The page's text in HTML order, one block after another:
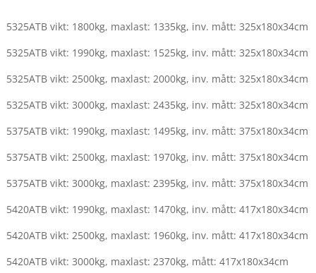
5325ATB vikt: 1800kg, maxlast: 1335kg, inv. mått: 325x180x34cm
5325ATB vikt: 1990kg, maxlast: 1525kg, inv. mått: 325x180x34cm
5325ATB vikt: 2500kg, maxlast: 2000kg, inv. mått: 325x180x34cm
5325ATB vikt: 3000kg, maxlast: 2435kg, inv. mått: 325x180x34cm
5375ATB vikt: 1990kg, maxlast: 1495kg, inv. mått: 375x180x34cm
5375ATB vikt: 2500kg, maxlast: 1970kg, inv. mått: 375x180x34cm
5375ATB vikt: 3000kg, maxlast: 2395kg, inv. mått: 375x180x34cm
5420ATB vikt: 1990kg, maxlast: 1470kg, inv. mått: 417x180x34cm
5420ATB vikt: 2500kg, maxlast: 1960kg, inv. mått: 417x180x34cm
5420ATB vikt: 3000kg, maxlast: 2370kg, mått: 417x180x34cm